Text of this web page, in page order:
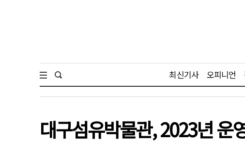
최신기사 오피니언
대구섬유박물관, 2023년